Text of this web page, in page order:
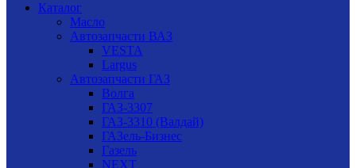
Каталог
Масло
Автозапчасти ВАЗ
VESTA
Largus
Автозапчасти ГАЗ
Волга
ГАЗ-3307
ГАЗ-3310 (Валдай)
ГАЗель-Бизнес
Газель
NEXT